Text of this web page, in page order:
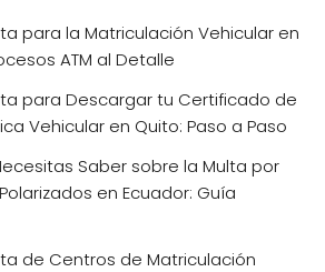
para la Matriculación Vehicular en
ATM al Detalle
para Descargar tu Certificado de
Vehicular en Quito: Paso a Paso
Saber sobre la Multa por
en Ecuador: Guía
de Centros de Matriculación